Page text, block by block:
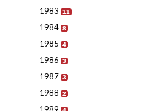
1983 11
1984 8
1985 4
1986 3
1987 3
1988 2